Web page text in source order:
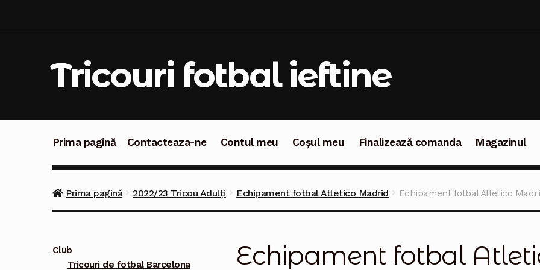
Tricouri fotbal ieftine
Prima pagină Contacteaza-ne Contul meu Coșul meu Finalizează comanda Magazinul
Prima pagină 2022/23 Tricou Adulți Echipament fotbal Atletico Madrid Echipament fotbal Atletico
Echipament fotbal
Club
Tricouri de fotbal Barcelona